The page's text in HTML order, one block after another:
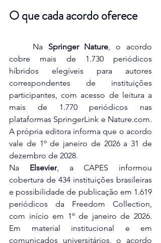
O que cada acordo oferece
	Na
Springer Nature, o acordo
cobre mais de 1.730 periódicos
híbridos elegíveis para autores
correspondentes de instituições
participantes, com acesso de leitura a
mais de 1.770 periódicos nas
plataformas SpringerLink e Nature.com.
A própria editora informa que o acordo
vale de 1º de janeiro de 2026 a 31 de
dezembro de 2028.
Na Elsevier, a CAPES informou
cobertura de 434 instituições brasileiras
e possibilidade de publicação em 1.619
periódicos da Freedom Collection,
com início em 1º de janeiro de 2026.
Em material institucional e em
comunicados universitários, o acordo